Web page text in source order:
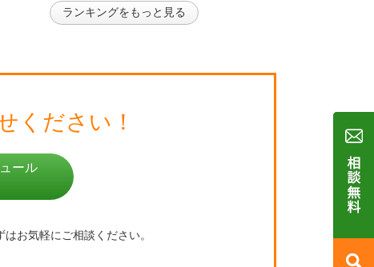
ランキングをもっと見る
ください！
ール
はお気軽にご相談ください。